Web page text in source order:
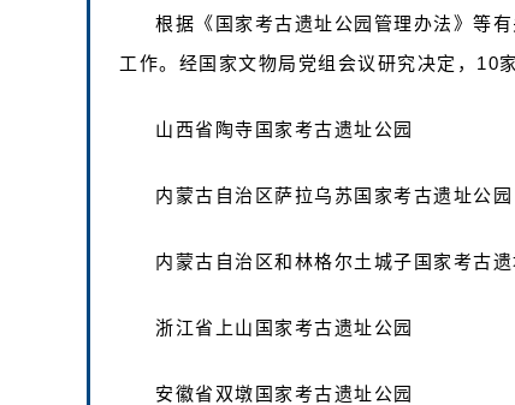
根据《国家考古遗址公园管理办法》等
工作。经国家文物局党组会议研究决定，10
山西省陶寺国家考古遗址公园
内蒙古自治区萨拉乌苏国家考古遗址公园
内蒙古自治区和林格尔土城子国家考古遗
浙江省上山国家考古遗址公园
安徽省双墩国家考古遗址公园